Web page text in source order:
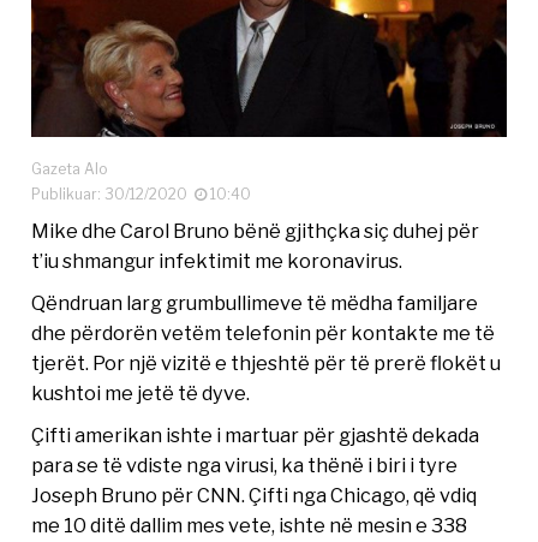
Gazeta Alo
Publikuar: 30/12/2020
10:40
Mike dhe Carol Bruno bënë gjithçka siç duhej për
t’iu shmangur infektimit me koronavirus.
Qëndruan larg grumbullimeve të mëdha familjare
dhe përdorën vetëm telefonin për kontakte me të
tjerët. Por një vizitë e thjeshtë për të prerë flokët u
kushtoi me jetë të dyve.
Çifti amerikan ishte i martuar për gjashtë dekada
para se të vdiste nga virusi, ka thënë i biri i tyre
Joseph Bruno për CNN. Çifti nga Chicago, që vdiq
me 10 ditë dallim mes vete, ishte në mesin e 338